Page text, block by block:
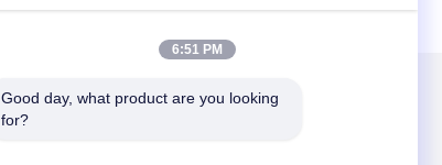
আমাদের মেইল ​​করুন
6:51 PM
Good day, what product are you looking
for?